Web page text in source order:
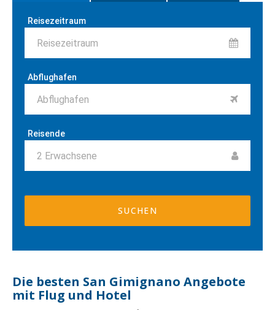
Reisezeitraum
Reisezeitraum
Abflughafen
Abflughafen
Reisende
2 Erwachsene
Die besten San Gimignano Angebote
mit Flug und Hotel